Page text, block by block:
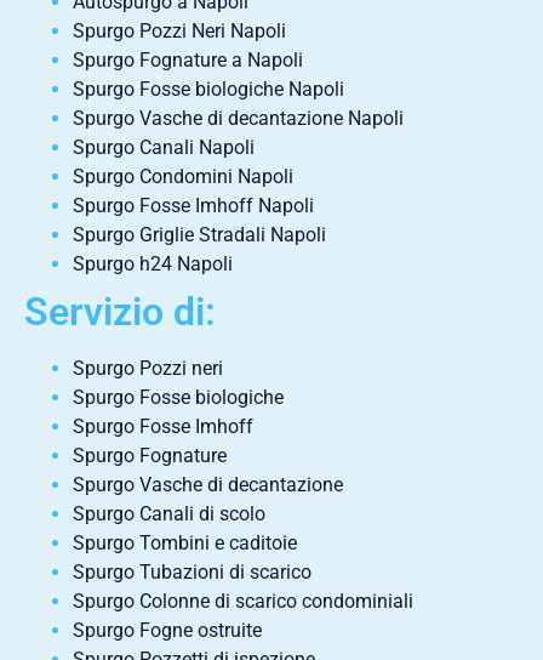
Spurgo Pozzi Neri Napoli
Spurgo Fognature a Napoli
Spurgo Fosse biologiche Napoli
Spurgo Vasche di decantazione Napoli
Spurgo Canali Napoli
Spurgo Condomini Napoli
Spurgo Fosse Imhoff Napoli
Spurgo Griglie Stradali Napoli
Spurgo h24 Napoli
Servizio di:
Spurgo Pozzi neri
Spurgo Fosse biologiche
Spurgo Fosse Imhoff
Spurgo Fognature
Spurgo Vasche di decantazione
Spurgo Canali di scolo
Spurgo Tombini e caditoie
Spurgo Tubazioni di scarico
Spurgo Colonne di scarico condominiali
Spurgo Fogne ostruite